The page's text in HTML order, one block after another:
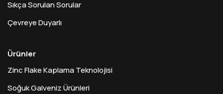
Sıkça Sorulan Sorular
Çevreye Duyarlı
Ürünler
Zinc Flake Kaplama Teknolojisi
Soğuk Galveniz Ürünleri